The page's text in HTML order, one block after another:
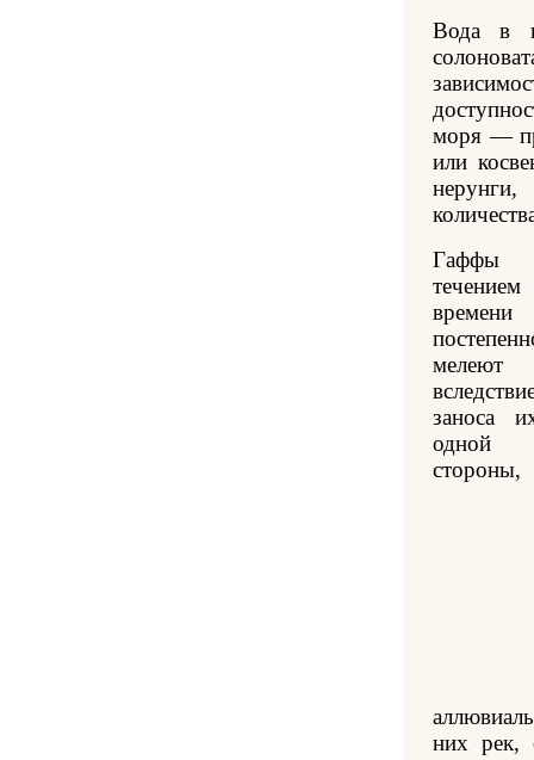
Вода в
моря —
или
течением
времени
мелеют
заноса
одной
стороны,
них рек,